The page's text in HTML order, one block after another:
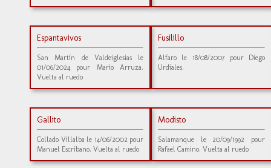
Espantavivos
San Martín de Valdeiglesias le
01/06/2024 pour Mario Arruza.
Vuelta al ruedo
Fusilillo
Alfaro le 18/08/2007 pour Diego
Urdiales.
Gallito
Collado Villalba le 14/06/2002 pour
Manuel Escribano. Vuelta al ruedo
Modisto
Salamanque le 20/09/1992 pour
Rafael Camino. Vuelta al ruedo